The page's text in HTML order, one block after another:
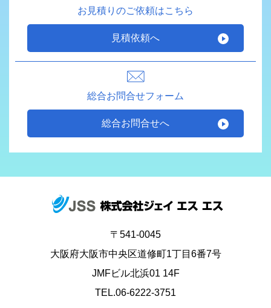
お見積りのご依頼はこちら
見積依頼へ
総合お問合せフォーム
総合お問合せへ
〒541-0045
大阪府大阪市中央区道修町1丁目6番7号
JMFビル北浜01 14F
TEL.06-6222-3751